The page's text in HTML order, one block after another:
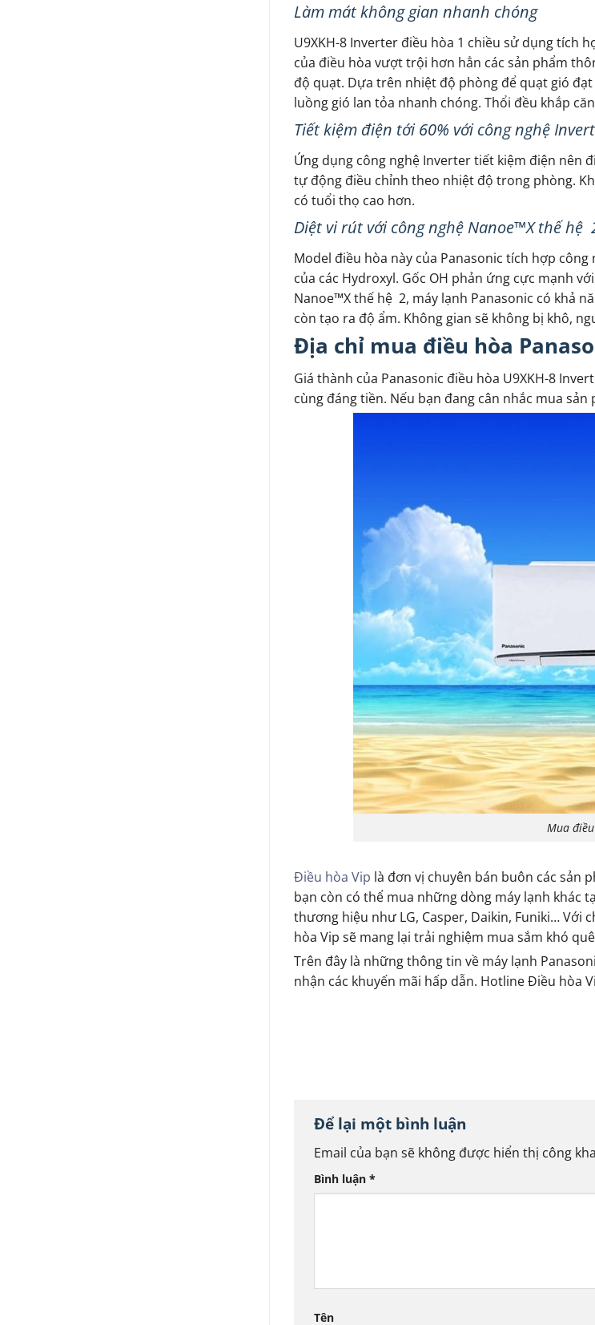
Làm mát không gian nhanh chóng
U9XKH-8 Inverter điều hòa 1 chiều sử dụng tích
của điều hòa vượt trội hơn hẳn các sản phẩm
độ quạt. Dựa trên nhiệt độ phòng để quạt gió
luồng gió lan tỏa nhanh chóng. Thổi đều khắp
Tiết kiệm điện tới 60% với công nghệ
Ứng dụng công nghệ Inverter tiết kiệm điện nên
tự động điều chỉnh theo nhiệt độ trong phòng.
có tuổi thọ cao hơn.
Diệt vi rút với công nghệ Nanoe™X thế hệ
Model điều hòa này của Panasonic tích hợp
của các Hydroxyl. Gốc OH phản ứng cực mạnh
Nanoe™X thế hệ 2, máy lạnh Panasonic có khả
còn tạo ra độ ẩm. Không gian sẽ không bị khô,
Địa chỉ mua điều hòa
Giá thành của Panasonic điều hòa U9XKH-8
cùng đáng tiền. Nếu bạn đang cân nhắc mua
Mua
Điều hòa Vip là đơn vị chuyên bán buôn các sản
bạn còn có thể mua những dòng máy lạnh khác
thương hiệu như LG, Casper, Daikin, Funiki… Với
hòa Vip sẽ mang lại trải nghiệm mua sắm khó
Trên đây là những thông tin về máy lạnh
nhận các khuyến mãi hấp dẫn. Hotline Điều hòa
Để lại một bình luận
Email của bạn sẽ không được hiển thị công
Bình luận *
Tên